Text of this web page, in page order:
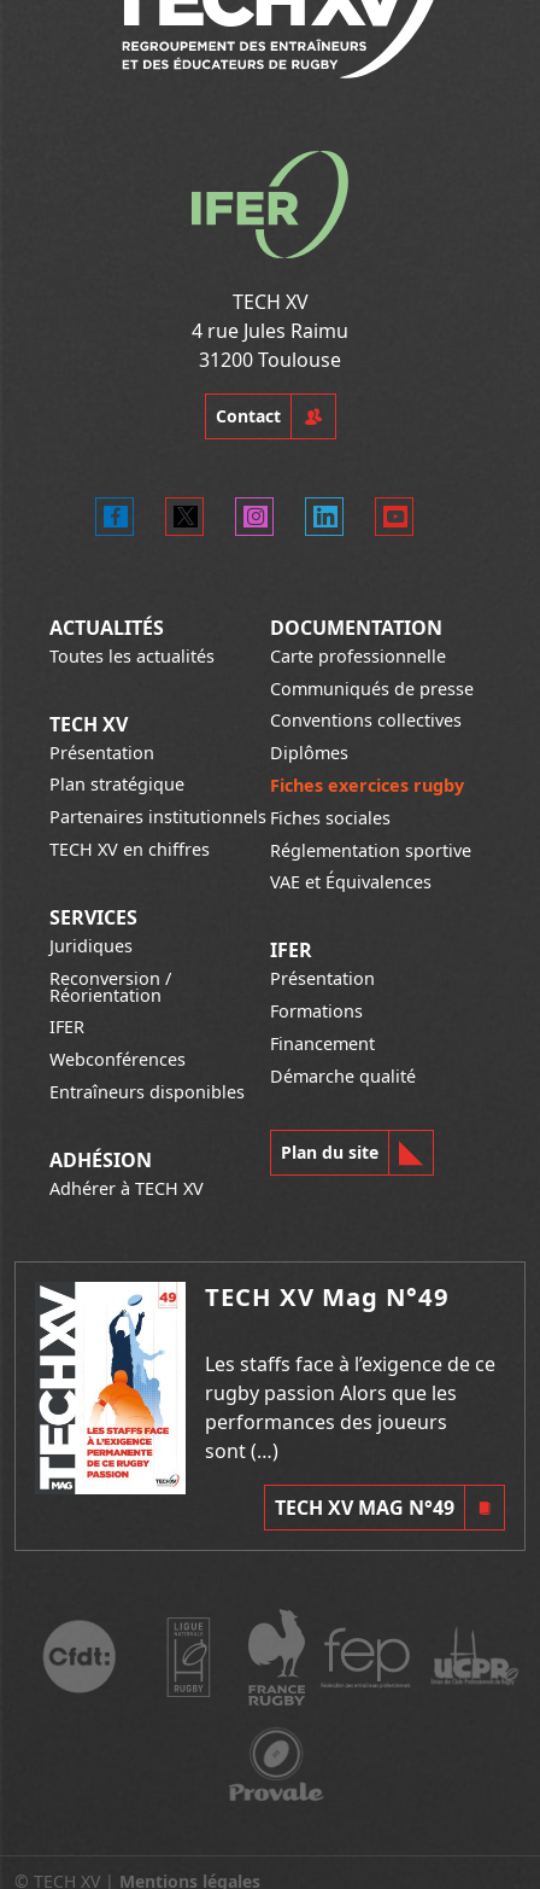
TECH XV
4 rue Jules Raimu
31200 Toulouse
Contact
ACTUALITÉS
Toutes les actualités
TECH XV
Présentation
Plan stratégique
Partenaires institutionnels
TECH XV en chiffres
SERVICES
Juridiques
Reconversion /
Réorientation
IFER
Webconférences
Entraîneurs disponibles
ADHÉSION
Adhérer à TECH XV
DOCUMENTATION
Carte professionnelle
Communiqués de presse
Conventions collectives
Diplômes
Fiches exercices rugby
Fiches sociales
Réglementation sportive
VAE et Équivalences
IFER
Présentation
Formations
Financement
Démarche qualité
Plan du site
TECH XV Mag N°49
Les staffs face à l’exigence de ce
rugby passion Alors que les
performances des joueurs
sont (…)
TECH XV MAG N°49
© TECH XV | Mentions légales